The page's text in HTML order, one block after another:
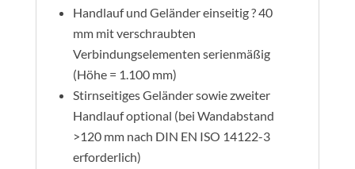
Handlauf und Geländer einseitig ? 40
mm mit verschraubten
Verbindungselementen serienmäßig
(Höhe = 1.100 mm)
Stirnseitiges Geländer sowie zweiter
Handlauf optional (bei Wandabstand
>120 mm nach DIN EN ISO 14122-3
erforderlich)